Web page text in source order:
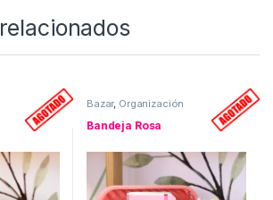
Bazar, Organización
Bandeja Rosa